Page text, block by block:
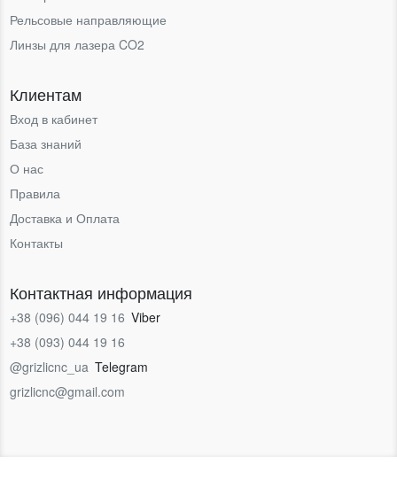
Рельсовые направляющие
Линзы для лазера CO2
Клиентам
Вход в кабинет
База знаний
О нас
Правила
Доставка и Оплата
Контакты
Контактная информация
+38 (096) 044 19 16 Viber
+38 (093) 044 19 16
@grizlicnc_ua Telegram
grizlicnc@gmail.com